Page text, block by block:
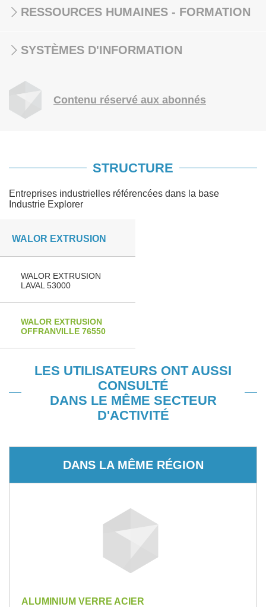
RESSOURCES HUMAINES - FORMATION
SYSTÈMES D'INFORMATION
Contenu réservé aux abonnés
STRUCTURE
Entreprises industrielles référencées dans la base
Industrie Explorer
WALOR EXTRUSION
WALOR EXTRUSION
LAVAL 53000
WALOR EXTRUSION
OFFRANVILLE 76550
LES UTILISATEURS ONT AUSSI
CONSULTÉ
DANS LE MÊME SECTEUR
D'ACTIVITÉ
DANS LA MÊME RÉGION
ALUMINIUM VERRE ACIER